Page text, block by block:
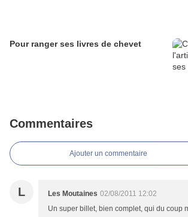
Pour ranger ses livres de chevet
Commentaires
Ajouter un commentaire
L Les Moutaines 02/08/2011 12:02
Un super billet, bien complet, qui du coup